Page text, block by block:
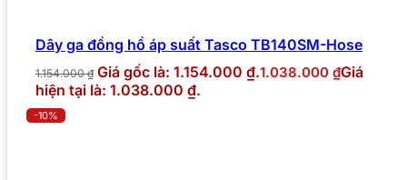
Dây ga đồng hồ áp suất Tasco TB140SM-Hose
1.154.000₫ Giá gốc là: 1.154.000 ₫.1.038.000 ₫Giá
hiện tại là: 1.038.000 ₫.
-10%